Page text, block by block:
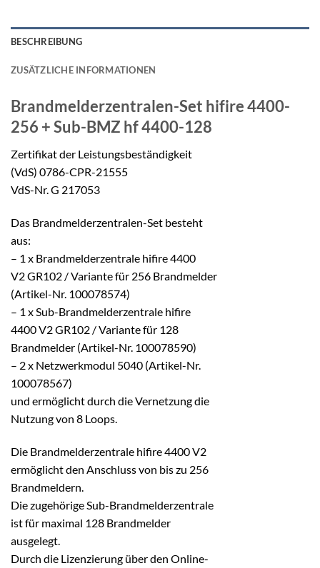
BESCHREIBUNG
ZUSÄTZLICHE INFORMATIONEN
Brandmelderzentralen-Set hifire 4400-
256 + Sub-BMZ hf 4400-128
Zertifikat der Leistungsbeständigkeit
(VdS) 0786-CPR-21555
VdS-Nr. G 217053
Das Brandmelderzentralen-Set besteht
aus:
– 1 x Brandmelderzentrale hifire 4400
V2 GR102 / Variante für 256 Brandmelder
(Artikel-Nr. 100078574)
– 1 x Sub-Brandmelderzentrale hifire
4400 V2 GR102 / Variante für 128
Brandmelder (Artikel-Nr. 100078590)
– 2 x Netzwerkmodul 5040 (Artikel-Nr.
100078567)
und ermöglicht durch die Vernetzung die
Nutzung von 8 Loops.
Die Brandmelderzentrale hifire 4400 V2
ermöglicht den Anschluss von bis zu 256
Brandmeldern.
Die zugehörige Sub-Brandmelderzentrale
ist für maximal 128 Brandmelder
ausgelegt.
Durch die Lizenzierung über den Online-